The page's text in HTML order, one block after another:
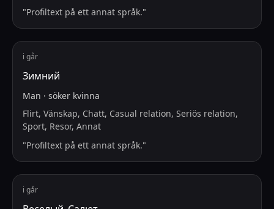
"Profiltext på ett annat språk."
i går
Зимний
Man · söker kvinna
Flirt, Vänskap, Chatt, Casual relation, Seriös relation,
Sport, Resor, Annat
"Profiltext på ett annat språk."
i går